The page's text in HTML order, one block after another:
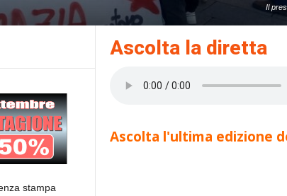
Il
stampa
Ascolta la diretta
Ascolta l'ultima edizione